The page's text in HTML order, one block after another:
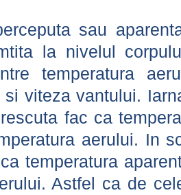
sau
la nivelul
temperatura
si viteza vantului.
fac ca
aerului. In
temperatura
Astfel ca de